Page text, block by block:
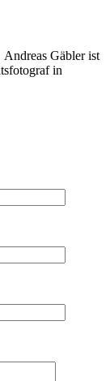
Andreas Gäbler ist
in